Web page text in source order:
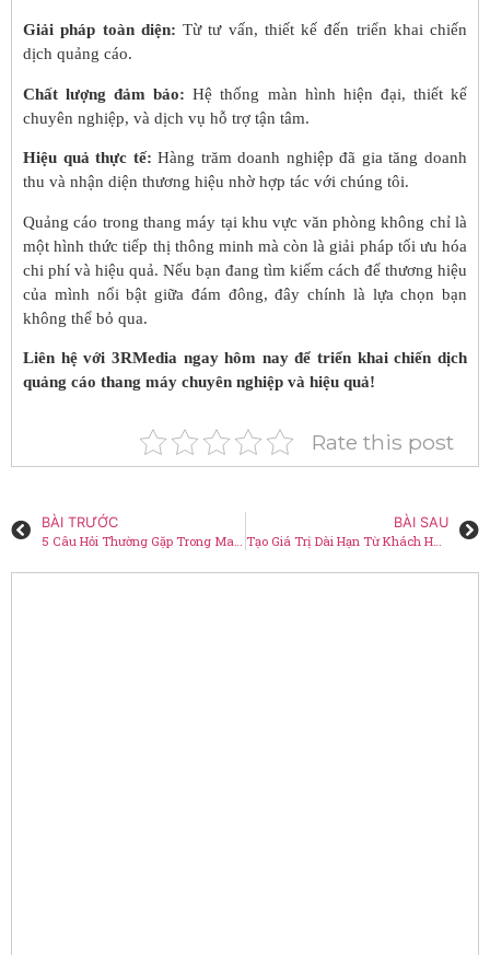
Giải pháp toàn diện: Từ tư vấn, thiết kế đến triển khai chiến
dịch quảng cáo.
Chất lượng đảm bảo: Hệ thống màn hình hiện đại, thiết kế
chuyên nghiệp, và dịch vụ hỗ trợ tận tâm.
Hiệu quả thực tế: Hàng trăm doanh nghiệp đã gia tăng doanh
thu và nhận diện thương hiệu nhờ hợp tác với chúng tôi.
Quảng cáo trong thang máy tại khu vực văn phòng không chỉ là
một hình thức tiếp thị thông minh mà còn là giải pháp tối ưu hóa
chi phí và hiệu quả. Nếu bạn đang tìm kiếm cách để thương hiệu
của mình nổi bật giữa đám đông, đây chính là lựa chọn bạn
không thể bỏ qua.
Liên hệ với 3RMedia ngay hôm nay để triển khai chiến dịch
quảng cáo thang máy chuyên nghiệp và hiệu quả!
Rate this post
BÀI TRƯỚC
5 Câu Hỏi Thường Gặp Trong Marketing Và Quảng Cáo Ngoài Trời
BÀI SAU
Tạo Giá Trị Dài Hạn Từ Khách Hàng: Chiến Lược Và Tầm Quan Trọng Của CRR